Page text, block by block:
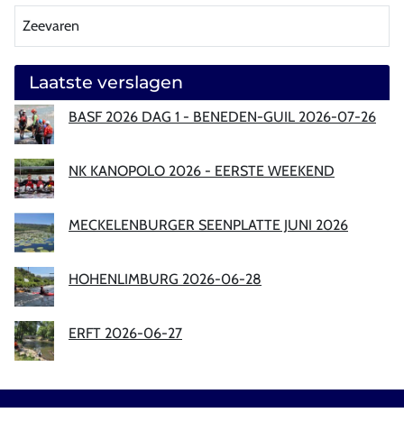
Zeevaren
Laatste verslagen
BASF 2026 DAG 1 - BENEDEN-GUIL 2026-07-26
NK KANOPOLO 2026 - EERSTE WEEKEND
MECKELENBURGER SEENPLATTE JUNI 2026
HOHENLIMBURG 2026-06-28
ERFT 2026-06-27